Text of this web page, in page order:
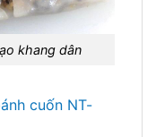
khang dân
cuốn NT-